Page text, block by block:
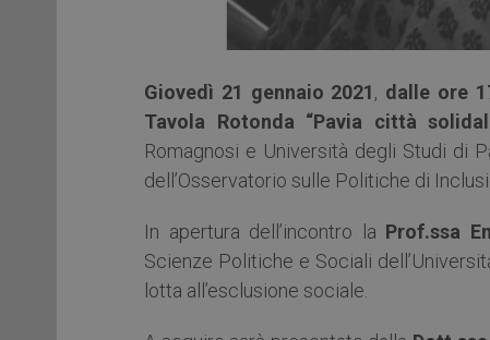
Giovedì 21 gennaio 2021, dalle ore
Tavola Rotonda “Pavia città
Romagnosi e Università degli Studi di
dell’Osservatorio sulle Politiche di
In apertura dell’incontro la Prof.ssa
Scienze Politiche e Sociali
lotta all’esclusione sociale.